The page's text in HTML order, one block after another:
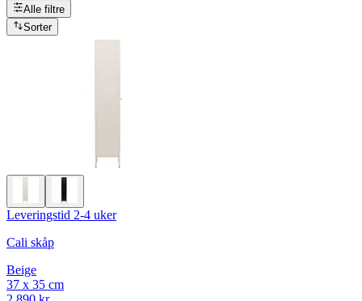
Alle filtre
Sorter
Leveringstid 2-4 uker
Cali skåp
Beige
37 x 35 cm